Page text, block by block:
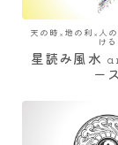
天の時×地の利×人
ける
星読み風水
ース